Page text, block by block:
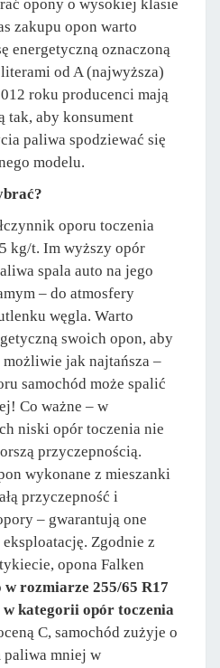
opony o wysokiej klasie
zakupu opon warto
energetyczną oznaczoną
od A (najwyższa)
roku producenci mają
tak, aby konsument
paliwa spodziewać się
modelu.
oporu toczenia
kg/t. Im wyższy opór
spala auto na jego
– do atmosfery
węgla. Warto
swoich opon, aby
możliwie jak najtańsza –
samochód może spalić
Co ważne – w
niski opór toczenia nie
przyczepnością.
wykonane z mieszanki
przyczepność i
– gwarantują one
Zgodnie z
opona Falken
rozmiarze 255/65 R17
w kategorii opór toczenia
C, samochód zużyje o
paliwa mniej w